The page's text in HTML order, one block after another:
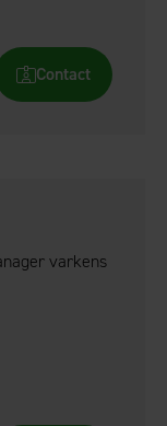
Contact
varkens